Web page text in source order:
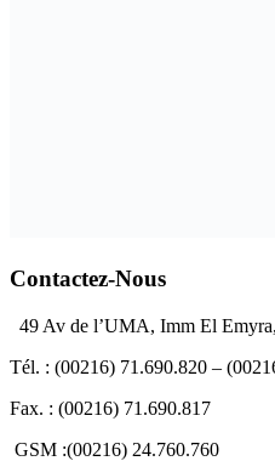
Contactez-Nous
49 Av de l’UMA, Imm El
Tél. : (00216) 71.690.820 –
Fax. : (00216) 71.690.817
GSM :(00216) 24.760.760